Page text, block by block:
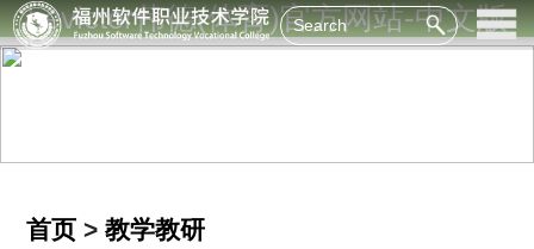
bevictor伟德(体育)官方网站-中文版
首页 > 教学教研